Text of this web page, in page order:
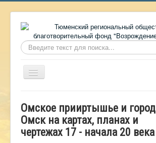
Искать...
Включить/
выключить
О фонде
Онлайн библиотека
Омское прииртышье и город
Омск на картах, планах и
чертежах 17 - начала 20 века